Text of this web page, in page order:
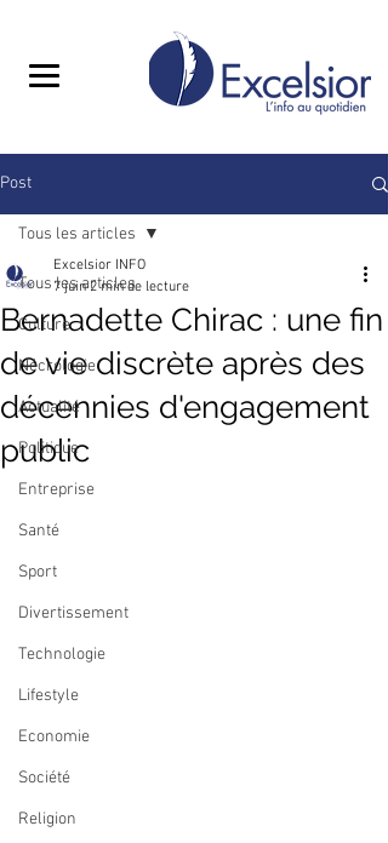
Post
Tous les articles
Culture
Nécrologie
Actualité
Politique
Entreprise
Santé
Sport
Divertissement
Technologie
Lifestyle
Economie
Société
Religion
Tous les articles
Bernadette Chirac : une fin
de vie discrète après des
décennies d'engagement
public
Excelsior INFO
7 juin 2 min de lecture